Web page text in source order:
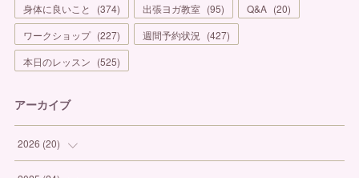
身体に良いこと
(374) 出張ヨガ教室 (95) Q&A (20)
ワークショップ (227) 週間予約状況 (427)
本日のレッスン (525)
アーカイブ
2026 (20)